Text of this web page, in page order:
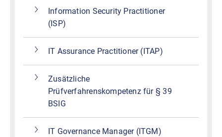
Information Security Practitioner
(ISP)
IT Assurance Practitioner (ITAP)
Zusätzliche
Prüfverfahrenskompetenz für § 39
BSIG
IT Governance Manager (ITGM)